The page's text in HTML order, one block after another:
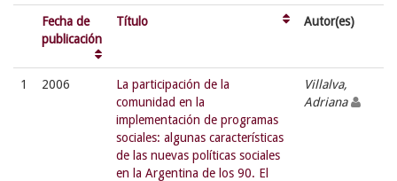
Fecha de
publicación
Título Autor(es)
1 2006
La participación de la
comunidad en la
implementación de programas
sociales: algunas características
de las nuevas políticas sociales
en la Argentina de los 90. El
Villalva,
Adriana